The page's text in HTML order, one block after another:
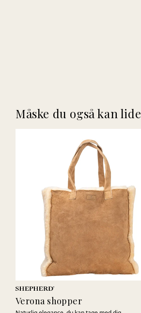
Måske du også kan lide
Verona shopper